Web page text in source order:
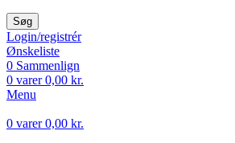
Søg
Login/registrér
Ønskeliste
0 Sammenlign
0 varer 0,00 kr.
Menu
0 varer 0,00 kr.